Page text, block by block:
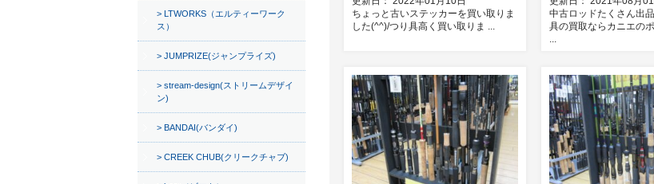
ちょっと古いステッカーを買い取りま
した(^^)/つり具高く買い取りま ...
中古ロッドたくさん出
具の買取ならカニエの
...
LTWORKS（エルティーワーク
ス）
JUMPRIZE(ジャンプライズ)
stream-design(ストリームデザイ
ン)
BANDAI(バンダイ)
CREEK CHUB(クリークチャブ)